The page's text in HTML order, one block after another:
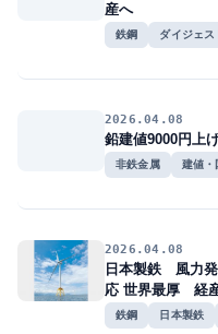
産へ
鉄鋼 ダイジェス
2026.04.08
鉛建値9000円上
非鉄金属 建値・
2026.04.08
日本製鉄 風力
応 世界最厚 経
鉄鋼 日本製鉄